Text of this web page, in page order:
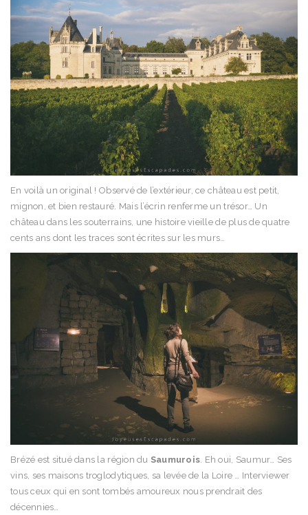
En voilà un original ! Observé de l’extérieur, ce château est petit,
mignon, et bien restauré. Mais l’écrin renferme un trésor… Un
château dans les souterrains, une histoire vieille de plus de quatre
cents ans dont les traces sont écrites sur les murs…
Brézé est situé dans la région du Saumurois . Eh oui, Saumur… Ses
vins, ses maisons troglodytiques, sa levée de la Loire … Interviewer
tous ceux qui en sont tombés amoureux nous prendrait des
décennies…